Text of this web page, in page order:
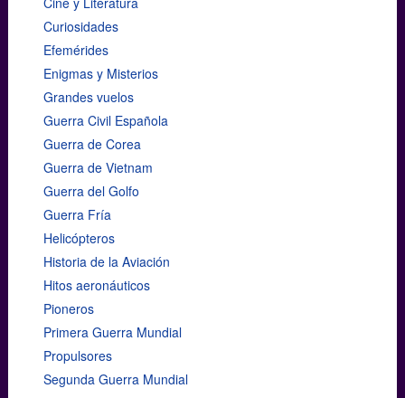
Curiosidades
Efemérides
Enigmas y Misterios
Grandes vuelos
Guerra Civil Española
Guerra de Corea
Guerra de Vietnam
Guerra del Golfo
Guerra Fría
Helicópteros
Historia de la Aviación
Hitos aeronáuticos
Pioneros
Primera Guerra Mundial
Propulsores
Segunda Guerra Mundial